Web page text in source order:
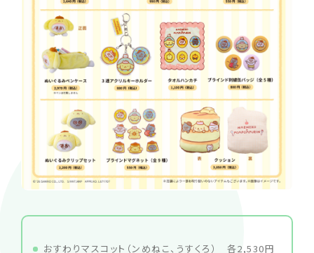
おすわりマスコット（ンめねこ、うすくろ） 各2,530円